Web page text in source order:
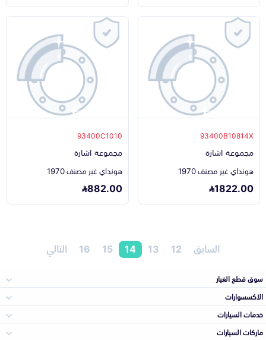
93400B10814X
مجموعة اشارة
هونداي غير مصنف 1970
1822.00
93400C1010
مجموعة اشارة
هونداي غير مصنف 1970
882.00
السابق 12
13
14
15
16 التالي
سوق قطع الغيار
الصدامات و الشبوك
الاكسسوارات
خدمات السيارات
ماركات السيارات